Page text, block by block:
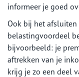
informeer je goed
Ook bij het
belastingvoordeel
bijvoorbeeld: je
aftrekken van je
krijg je zo een deel